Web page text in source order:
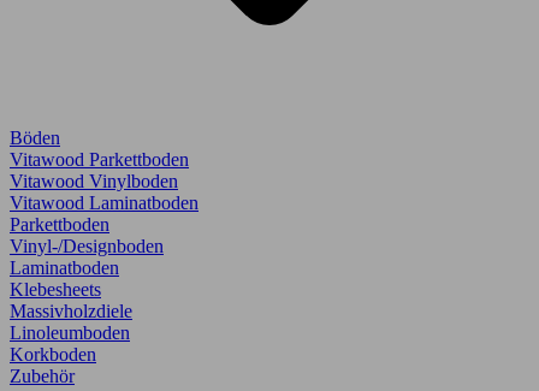
Böden
Vitawood Parkettboden
Vitawood Vinylboden
Vitawood Laminatboden
Parkettboden
Vinyl-/Designboden
Laminatboden
Klebesheets
Massivholzdiele
Linoleumboden
Korkboden
Zubehör